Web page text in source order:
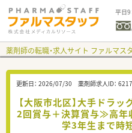
平日9
薬剤師の転職・求人サイト ファルマス
更新日： 2026/07/30 薬剤師求人ID：
【大阪市北区】大手ドラ
2回賞与＋決算賞与≫高
学3年生まで時